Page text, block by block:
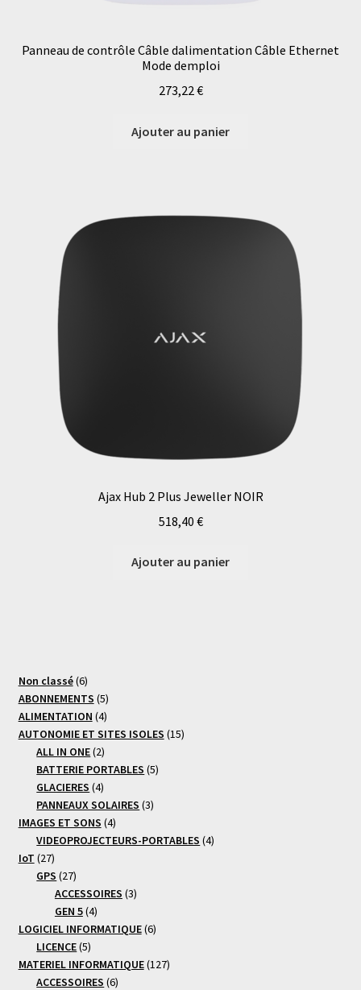
Panneau de contrôle Câble dalimentation Câble Ethernet
Mode demploi
273,22 €
Ajouter au panier
Ajax Hub 2 Plus Jeweller NOIR
518,40 €
Ajouter au panier
Non classé 66
produits
ABONNEMENTS 55
produits
ALIMENTATION 44
produits
AUTONOMIE ET SITES ISOLES 1515
ALL IN ONE 22
produits
BATTERIE PORTABLES 55
GLACIERES 44
produits
PANNEAUX SOLAIRES 33
IMAGES ET SONS 44
produits
VIDEOPROJECTEURS-PORTABLES 44
IoT 2727
produits
GPS 2727
produits
ACCESSOIRES 33
GEN 5 44
produits
LOGICIEL INFORMATIQUE 66
LICENCE 55
produits
MATERIEL INFORMATIQUE 127127
ACCESSOIRES 66